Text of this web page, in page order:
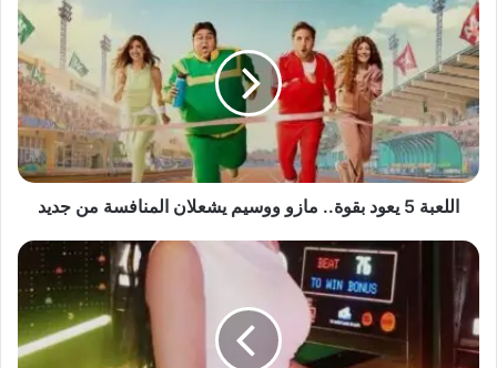
5
يعود
بقوة..
مازو
ووسيم
يشعلان
المنافسة
من
جديداللعبة 5 يعود بقوة.. مازو ووسيم يشعلان المنافسة من جديد
كارولين
عزمي
تترك
الأستوديو
وتفوز